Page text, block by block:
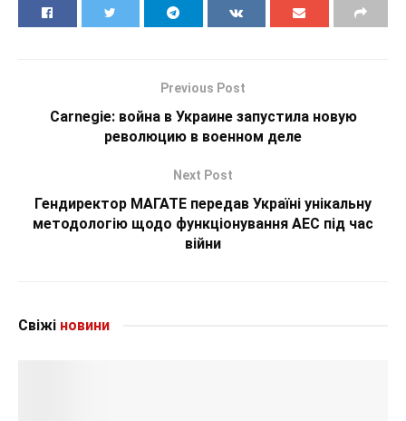
Previous Post
Carnegie: война в Украине запустила новую
революцию в военном деле
Next Post
Гендиректор МАГАТЕ передав Україні унікальну
методологію щодо функціонування АЕС під час
війни
Свіжі новини